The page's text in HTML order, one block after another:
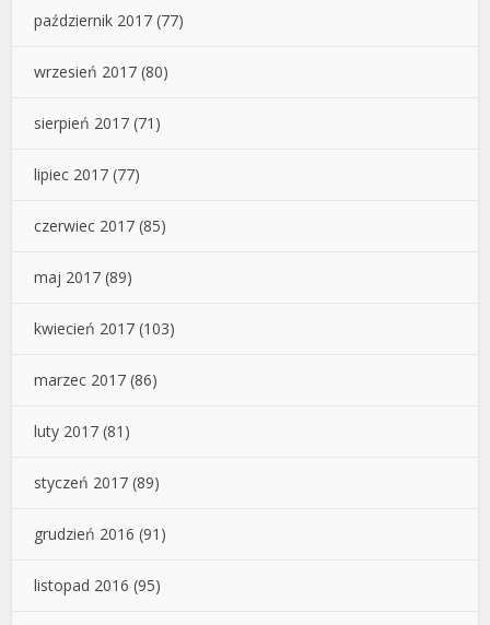
październik 2017 (77)
wrzesień 2017 (80)
sierpień 2017 (71)
lipiec 2017 (77)
czerwiec 2017 (85)
maj 2017 (89)
kwiecień 2017 (103)
marzec 2017 (86)
luty 2017 (81)
styczeń 2017 (89)
grudzień 2016 (91)
listopad 2016 (95)